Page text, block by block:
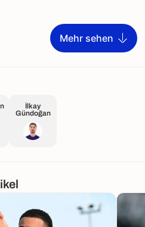
Mehr sehen
İlkay
Gündoğan